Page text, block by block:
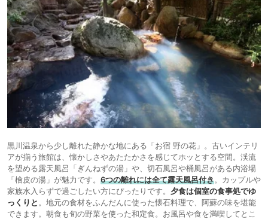
黒川温泉から少し離れた静かな地にある「お宿 野の花」。古いインテリ
アが揃う旅館は、懐かしさやあたたかさを感じてホッとする空間。渓流
を望める露天風呂「ぎんねずの湯」や、切石風呂や桶風呂がある内浴場
「檜皮の湯」が魅力です。 6つの離れには全て露天風呂付き。カップルや
家族水入らずで過ごしたい方にぴったりです。 夕食は個室の食事処でゆ
っくりと 。地元の食材をふんだんに使った懐石料理で、阿蘇の味を堪能
できます。朝食も旬の野菜を使った和定食。お風呂や食を満喫してとこ